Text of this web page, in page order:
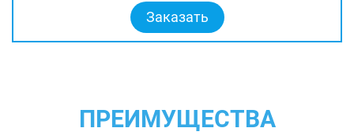
Заказать
ПРЕИМУЩЕСТВА